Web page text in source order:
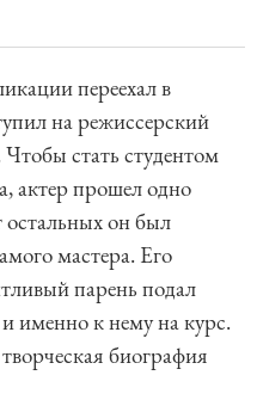
переехал в
на режиссерский
стать студентом
актер прошел одно
остальных он был
мастера. Его
парень подал
именно к нему на курс.
биография